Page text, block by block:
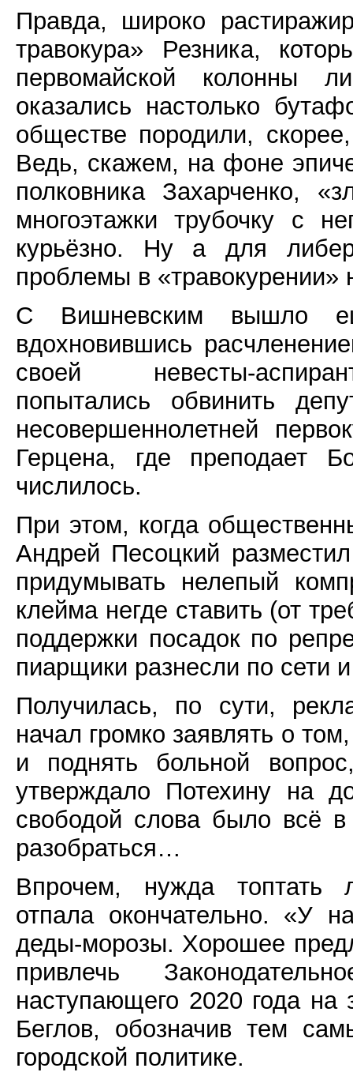
Правда, широко
травокура» Резника,
первомайской колонны
оказались настолько
обществе породили,
Ведь, скажем, на фоне
полковника Захарченко,
многоэтажки трубочку с
курьёзно. Ну а для
проблемы в «травокурении»
С Вишневским вышло
вдохновившись
своей невесты-
попытались обвинить
несовершеннолетней
Герцена, где преподает
числилось.
При этом, когда
Андрей Песоцкий
придумывать нелепый
клейма негде ставить (от
поддержки посадок по
пиарщики разнесли по сети
Получилась, по сути,
начал громко заявлять о
и поднять больной
утверждало Потехину на
свободой слова было всё
разобраться…
Впрочем, нужда топтать
отпала окончательно. «У
деды-морозы. Хорошее
привлечь
наступающего 2020 года на
Беглов, обозначив тем
городской политике.